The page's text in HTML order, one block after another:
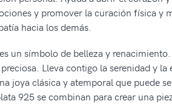
y promover la curación física y
hacia los demás.
un símbolo de belleza y
Lleva contigo la serenidad y
joya clásica y atemporal que puede
925 se combinan para crear una